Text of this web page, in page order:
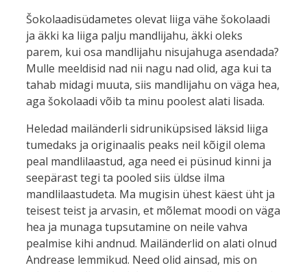
Šokolaadisüdametes olevat liiga vähe šokolaadi
ja äkki ka liiga palju mandlijahu, äkki oleks
parem, kui osa mandlijahu nisujahuga asendada?
Mulle meeldisid nad nii nagu nad olid, aga kui ta
tahab midagi muuta, siis mandlijahu on väga hea,
aga šokolaadi võib ta minu poolest alati lisada.
Heledad mailänderli sidruniküpsised läksid liiga
tumedaks ja originaalis peaks neil kõigil olema
peal mandlilaastud, aga need ei püsinud kinni ja
seepärast tegi ta pooled siis üldse ilma
mandlilaastudeta. Ma mugisin ühest käest üht ja
teisest teist ja arvasin, et mõlemat moodi on väga
hea ja munaga tupsutamine on neile vahva
pealmise kihi andnud. Mailänderlid on alati olnud
Andrease lemmikud. Need olid ainsad, mis on